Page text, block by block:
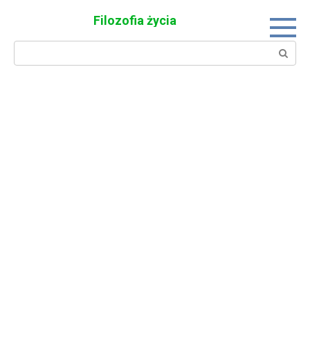
Filozofia życia
Search: